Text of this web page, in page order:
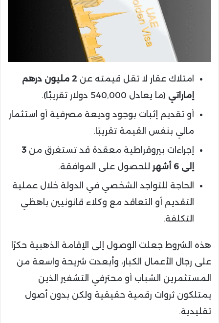
امتلاك عقار لا تقل قيمته عن
2 مليون درهم
إماراتي (ما يعادل 540,000 دولار تقريبًا).
أو تقديم إثبات بوجود وديعة مصرفية أو استثمار
مالي بنفس القيمة تقريبًا.
إجراءات بيروقراطية معقدة قد تستغرق من 3
إلى 6 أشهر
للحصول على الموافقة.
الحاجة للتواجد الشخصي في الدولة خلال عملية
التقديم أو التعاقد مع وكلاء قانونيين باهظي
التكلفة.
هذه الشروط جعلت الوصول إلى الإقامة الذهبية حكرًا
على رجال الأعمال الكبار، وأبعدت شريحة واسعة من
المستثمرين الشباب أو محترفي التشفير الذين
يمتلكون ثروات رقمية حقيقية ولكن بدون أصول
تقليدية.